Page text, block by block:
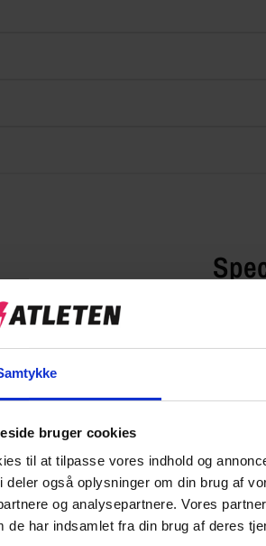
bruger cookies
til at tilpasse vores indhold og
deler også oplysninger om din brug af
og analysepartnere. Vores
de har indsamlet fra din brug af deres